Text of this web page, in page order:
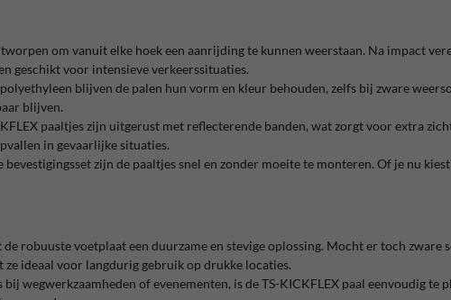
om vanuit elke hoek een aanrijding te kunnen weerstaan. Na impact
geschikt voor intensieve verkeerssituaties.
blijven de palen hun vorm en kleur behouden, zelfs bij zware
blijven.
paaltjes zijn uitgerust met reflecterende banden, wat zorgt voor extra
in gevaarlijke situaties.
bevestigingsset zijn de paaltjes snel en zonder moeite te monteren. Of je nu
robuuste voetplaat een duurzame en stevige oplossing. Mocht er toch
ideaal voor langdurig gebruik op drukke locaties.
wegwerkzaamheden of evenementen, is de TS-KICKFLEX paal eenvoudig